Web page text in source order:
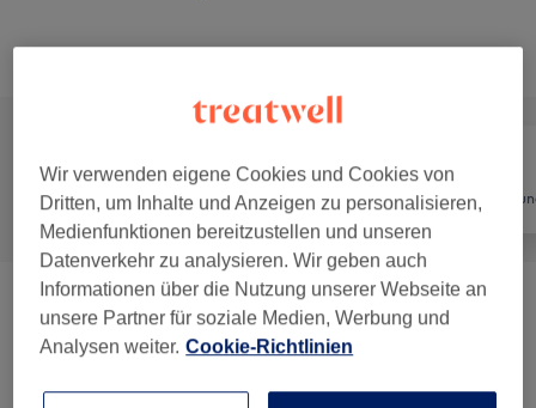
Alle Friseur
Damen - Haarschnitte & Stylings (9 ) ab 7 €
Wir verwenden eigene Cookies und Cookies von
Dritten, um Inhalte und Anzeigen zu personalisieren,
Medienfunktionen bereitzustellen und unseren
Datenverkehr zu analysieren. Wir geben auch
Informationen über die Nutzung unserer Webseite an
unsere Partner für soziale Medien, Werbung und
Analysen weiter. Cookie-Richtlinien